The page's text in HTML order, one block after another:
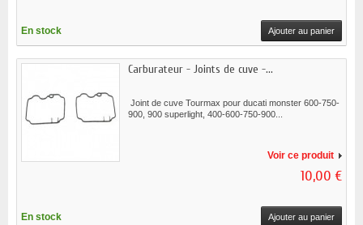
En stock Ajouter au panier
Carburateur - Joints de cuve -...
Joint de cuve Tourmax pour ducati monster 600-750-
900, 900 superlight, 400-600-750-900...
Voir ce produit
10,00 €
En stock Ajouter au panier